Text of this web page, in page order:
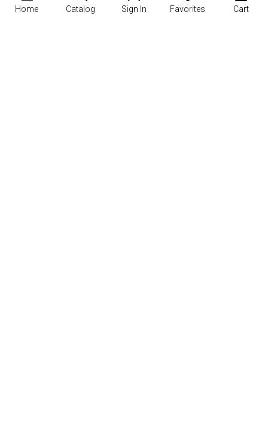
Home Catalog Sign In Favorites Cart